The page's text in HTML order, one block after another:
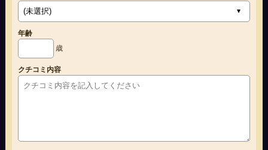
年齢
歳
クチコミ内容